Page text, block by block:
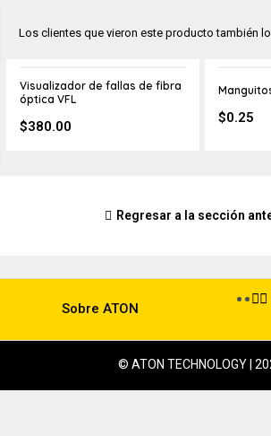
Los clientes que vieron este producto también
Visualizador de fallas de fibra
óptica VFL
$380.00
$0.25
Regresar a la sección
Sobre ATON
© ATON TECHNOLOGY |